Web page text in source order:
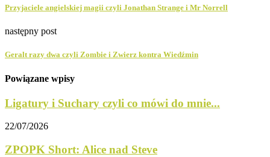
Przyjaciele angielskiej magii czyli Jonathan Strange i Mr Norrell
następny post
Geralt razy dwa czyli Zombie i Zwierz kontra Wiedźmin
Powiązane wpisy
Ligatury i Suchary czyli co mówi do mnie...
22/07/2026
ZPOPK Short: Alice nad Steve